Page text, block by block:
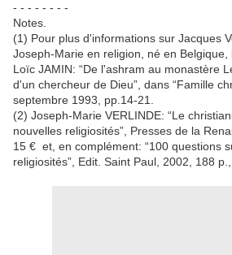
- - - - - - - -
Notes.
(1) Pour plus d'informations sur Jacques
Joseph-Marie en religion, né en Belgique,
Loïc JAMIN: “De l'ashram au monastère
d'un chercheur de Dieu”, dans “Famille
septembre 1993, pp.14-21.
(2) Joseph-Marie VERLINDE: “Le
nouvelles religiosités”, Presses de la
15 € et, en complément: “100 questions
religiosités”, Edit. Saint Paul, 2002, 188 p.,